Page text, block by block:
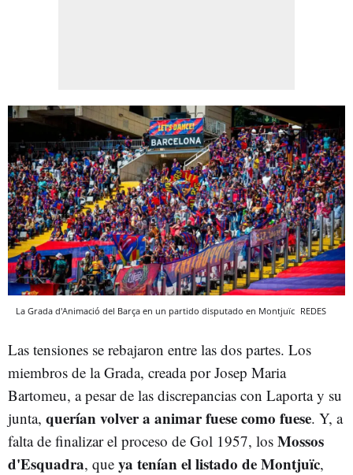
La Grada d'Animació del Barça en un partido disputado en Montjuïc REDES
Las tensiones se rebajaron entre las dos partes. Los
miembros de la Grada, creada por Josep Maria
Bartomeu, a pesar de las discrepancias con Laporta y su
junta, querían volver a animar fuese como fuese. Y, a
falta de finalizar el proceso de Gol 1957, los Mossos
d'Esquadra, que ya tenían el listado de Montjuïc,